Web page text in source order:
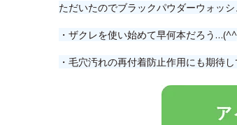
ただいたのでブラックパウダーウォッ
・ザクレを使い始めて早何本だろう
・毛穴汚れの再付着防止作用にも期待